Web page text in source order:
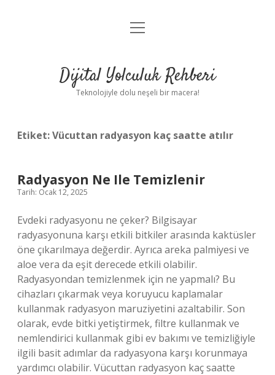
Anasayfa
Yasal Uyarı
menüyü
Dijital Yolculuk Rehberi
Teknolojiyle dolu neşeli bir macera!
Etiket:Vücuttan radyasyon kaç saatte atılır
Radyasyon Ne Ile Temizlenir
Tarih: Ocak 12, 2025
Evdeki radyasyonu ne çeker? Bilgisayar
radyasyonuna karşı etkili bitkiler arasında kaktüsler
öne çıkarılmaya değerdir. Ayrıca areka palmiyesi ve
aloe vera da eşit derecede etkili olabilir.
Radyasyondan temizlenmek için ne yapmalı? Bu
cihazları çıkarmak veya koruyucu kaplamalar
kullanmak radyasyon maruziyetini azaltabilir. Son
olarak, evde bitki yetiştirmek, filtre kullanmak ve
nemlendirici kullanmak gibi ev bakımı ve temizliğiyle
ilgili basit adımlar da radyasyona karşı korunmaya
yardımcı olabilir. Vücuttan radyasyon kaç saatte